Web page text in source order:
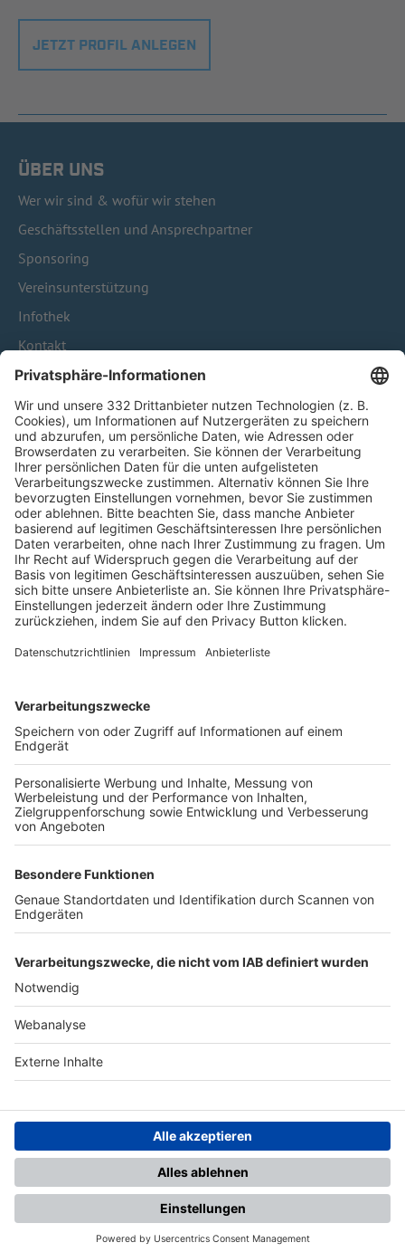
JETZT PROFIL ANLEGEN
ÜBER UNS
Wer wir sind & wofür wir stehen
Geschäftsstellen und Ansprechpartner
Sponsoring
Vereinsunterstützung
Infothek
Kontakt
HÄUFIG BESUCHTE SEITEN
Pässe und Vereinswechsel
Trainerausbildung
Schulungsangebot Vereinsmitarbeiter
BFV-Geschäftsstellen
Trainerbörse
Login SpielPlus
FOLGE DEM BFV
TOP-VEREINE
TOP-PARTNER
Nutzungsbedingungen Datenschutz Impressum